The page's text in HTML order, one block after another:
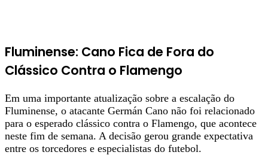
Fluminense: Cano Fica de Fora do
Clássico Contra o Flamengo
Em uma importante atualização sobre a escalação do
Fluminense, o atacante Germán Cano não foi relacionado
para o esperado clássico contra o Flamengo, que acontece
neste fim de semana. A decisão gerou grande expectativa
entre os torcedores e especialistas do futebol.